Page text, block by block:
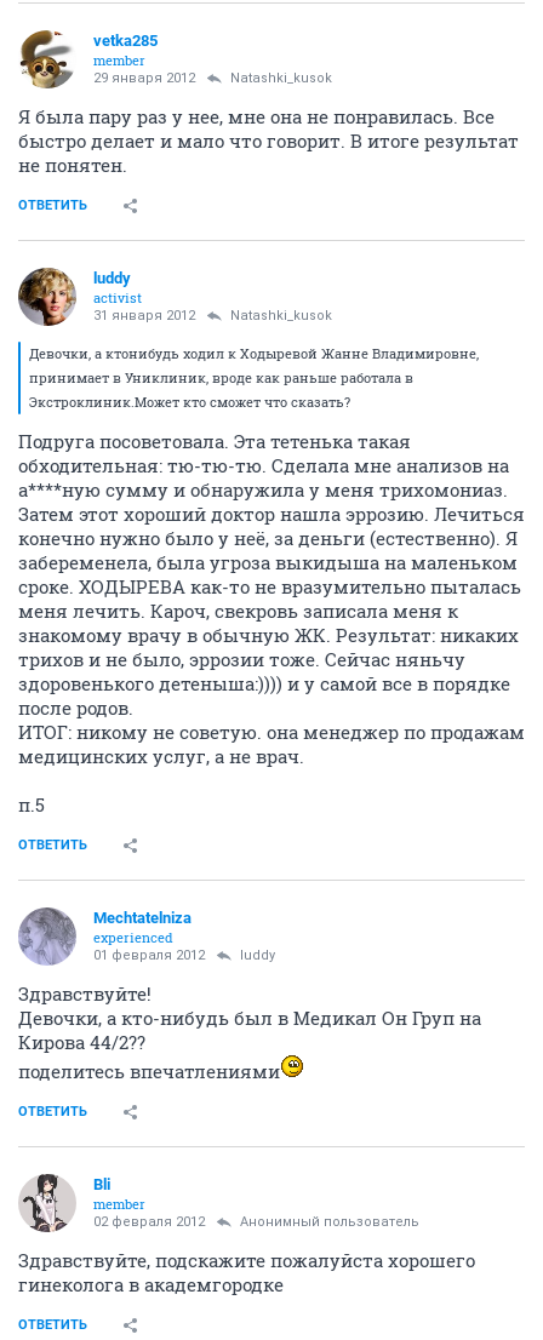
vetka285
member
29 января 2012 Natashki_kusok
Я была пару раз у нее, мне она не понравилась. Все
быстро делает и мало что говорит. В итоге результат
не понятен.
ОТВЕТИТЬ
luddy
activist
31 января 2012 Natashki_kusok
Девочки, а ктонибудь ходил к Ходыревой Жанне Владимировне,
принимает в Униклиник, вроде как раньше работала в
Экстроклиник.Может кто сможет что сказать?
Подруга посоветовала. Эта тетенька такая
обходительная: тю-тю-тю. Сделала мне анализов на
а****ную сумму и обнаружила у меня трихомониаз.
Затем этот хороший доктор нашла эррозию. Лечиться
конечно нужно было у неё, за деньги (естественно). Я
забеременела, была угроза выкидыша на маленьком
сроке. ХОДЫРЕВА как-то не вразумительно пыталась
меня лечить. Кароч, свекровь записала меня к
знакомому врачу в обычную ЖК. Результат: никаких
трихов и не было, эррозии тоже. Сейчас няньчу
здоровенького детеныша:)))) и у самой все в порядке
после родов.
ИТОГ: никому не советую. она менеджер по продажам
медицинских услуг, а не врач.
п.5
ОТВЕТИТЬ
Mechtatelniza
experienced
01 февраля 2012 luddy
Здравствуйте!
Девочки, а кто-нибудь был в Медикал Он Груп на
Кирова 44/2??
поделитесь впечатлениями
ОТВЕТИТЬ
Bli
member
02 февраля 2012 Анонимный пользователь
Здравствуйте, подскажите пожалуйста хорошего
гинеколога в академгородке
ОТВЕТИТЬ